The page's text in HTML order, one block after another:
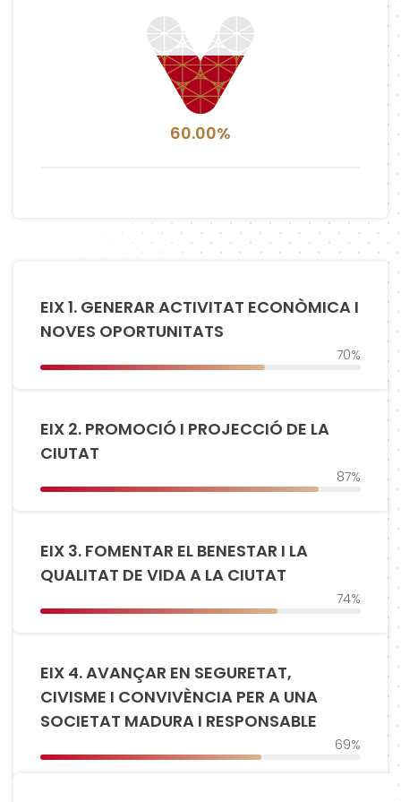
60.00%
EIX 1. GENERAR ACTIVITAT ECONÒMICA I
NOVES OPORTUNITATS
70%
EIX 2. PROMOCIÓ I PROJECCIÓ DE LA
CIUTAT
87%
EIX 3. FOMENTAR EL BENESTAR I LA
QUALITAT DE VIDA A LA CIUTAT
74%
EIX 4. AVANÇAR EN SEGURETAT,
CIVISME I CONVIVÈNCIA PER A UNA
SOCIETAT MADURA I RESPONSABLE
69%